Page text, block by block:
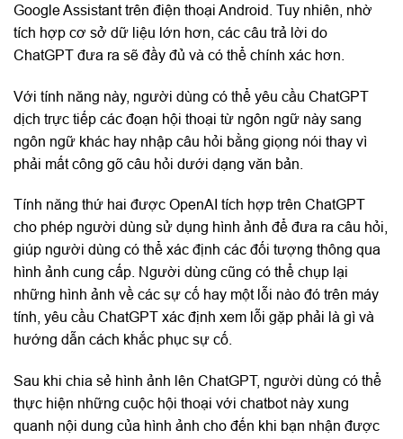
Google Assistant trên điện thoại Android. Tuy nhiên, nhờ
tích hợp cơ sở dữ liệu lớn hơn, các câu trả lời do
ChatGPT đưa ra sẽ đầy đủ và có thể chính xác hơn.
Với tính năng này, người dùng có thể yêu cầu ChatGPT
dịch trực tiếp các đoạn hội thoại từ ngôn ngữ này sang
ngôn ngữ khác hay nhập câu hỏi bằng giọng nói thay vì
phải mất công gõ câu hỏi dưới dạng văn bản.
Tính năng thứ hai được OpenAI tích hợp trên ChatGPT
cho phép người dùng sử dụng hình ảnh để đưa ra câu hỏi,
giúp người dùng có thể xác định các đối tượng thông qua
hình ảnh cung cấp. Người dùng cũng có thể chụp lại
những hình ảnh về các sự cố hay một lỗi nào đó trên máy
tính, yêu cầu ChatGPT xác định xem lỗi gặp phải là gì và
hướng dẫn cách khắc phục sự cố.
Sau khi chia sẻ hình ảnh lên ChatGPT, người dùng có thể
thực hiện những cuộc hội thoại với chatbot này xung
quanh nội dung của hình ảnh cho đến khi bạn nhận được